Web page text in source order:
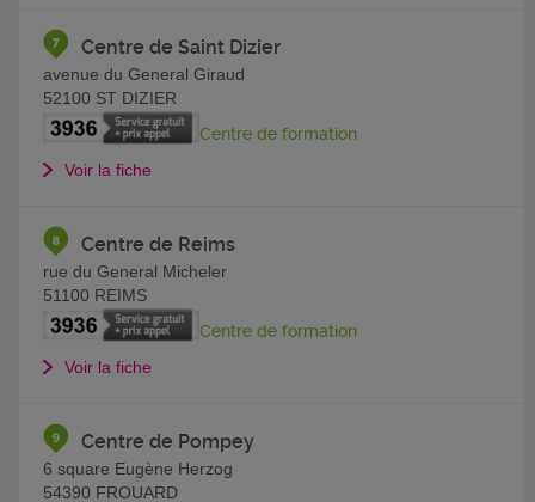
Centre de Saint Dizier
avenue du General Giraud
52100 ST DIZIER
Centre de formation
Voir la fiche
Centre de Reims
rue du General Micheler
51100 REIMS
Centre de formation
Voir la fiche
Centre de Pompey
6 square Eugène Herzog
54390 FROUARD